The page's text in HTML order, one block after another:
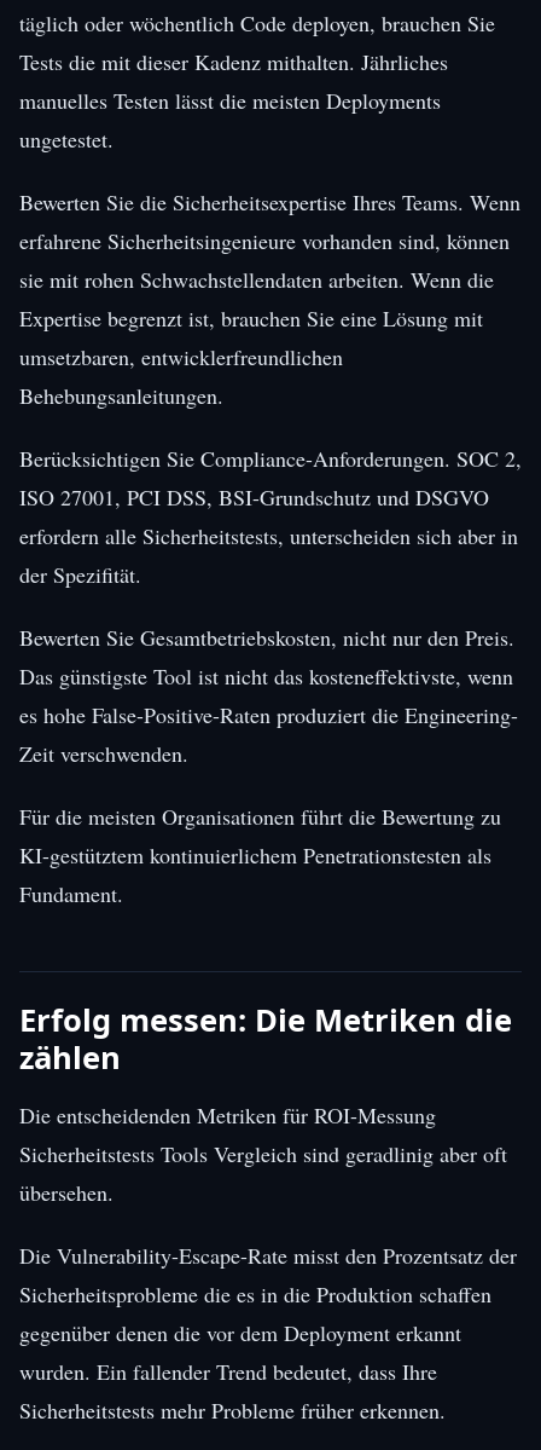
täglich oder wöchentlich Code deployen, brauchen Sie
Tests die mit dieser Kadenz mithalten. Jährliches
manuelles Testen lässt die meisten Deployments
ungetestet.
Bewerten Sie die Sicherheitsexpertise Ihres Teams. Wenn
erfahrene Sicherheitsingenieure vorhanden sind, können
sie mit rohen Schwachstellendaten arbeiten. Wenn die
Expertise begrenzt ist, brauchen Sie eine Lösung mit
umsetzbaren, entwicklerfreundlichen
Behebungsanleitungen.
Berücksichtigen Sie Compliance-Anforderungen. SOC 2,
ISO 27001, PCI DSS, BSI-Grundschutz und DSGVO
erfordern alle Sicherheitstests, unterscheiden sich aber in
der Spezifität.
Bewerten Sie Gesamtbetriebskosten, nicht nur den Preis.
Das günstigste Tool ist nicht das kosteneffektivste, wenn
es hohe False-Positive-Raten produziert die Engineering-
Zeit verschwenden.
Für die meisten Organisationen führt die Bewertung zu
KI-gestütztem kontinuierlichem Penetrationstesten als
Fundament.
Erfolg messen: Die Metriken die
zählen
Die entscheidenden Metriken für ROI-Messung
Sicherheitstests Tools Vergleich sind geradlinig aber oft
übersehen.
Die Vulnerability-Escape-Rate misst den Prozentsatz der
Sicherheitsprobleme die es in die Produktion schaffen
gegenüber denen die vor dem Deployment erkannt
wurden. Ein fallender Trend bedeutet, dass Ihre
Sicherheitstests mehr Probleme früher erkennen.